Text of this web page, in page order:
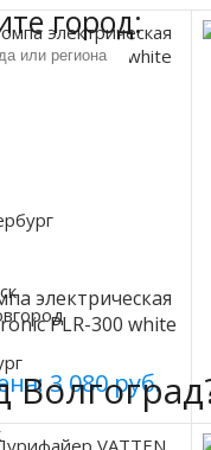
электрическая
PLR-300 white
3 080 руб.
город: